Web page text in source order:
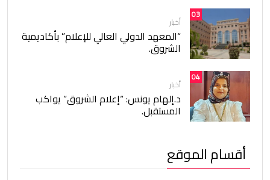
03
أخبار
“المعهد الدولي العالي للإعلام” بأكاديمية
الشروق.
04
أخبار
د.إلهام يونس: “إعلام الشروق” يواكب
المستقبل.
أقسام الموقع